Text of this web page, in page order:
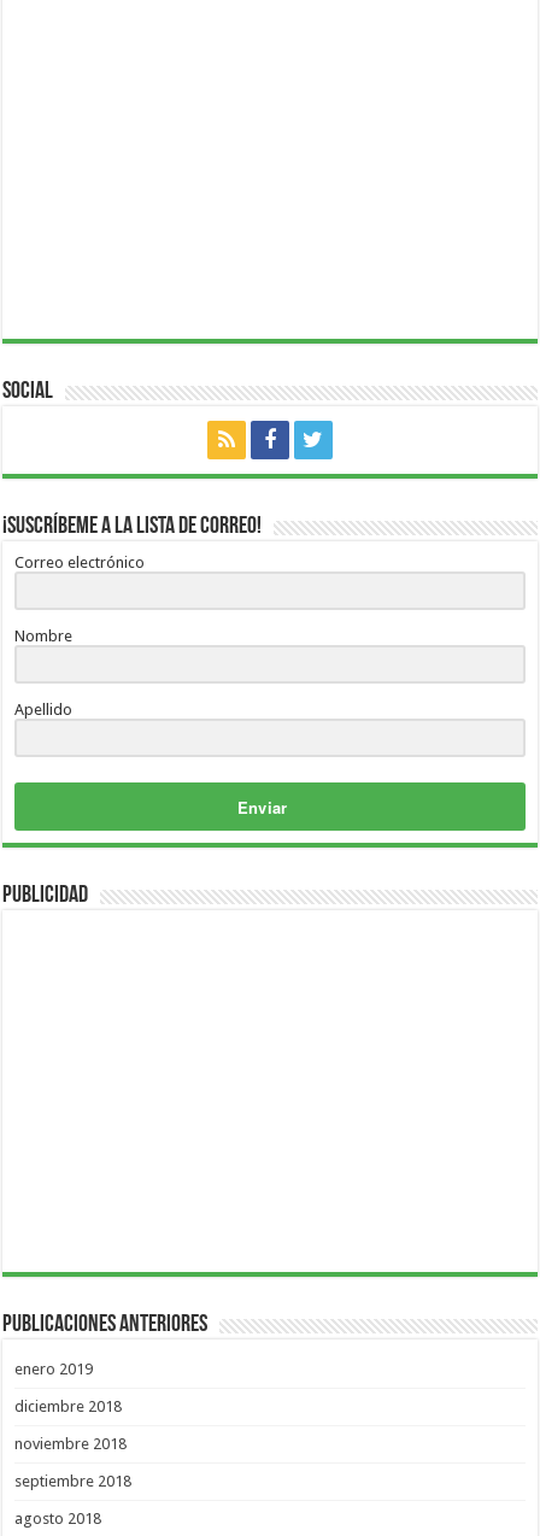
Social
¡Suscríbeme a la lista de correo!
Correo electrónico
Nombre
Apellido
Publicidad
Publicaciones Anteriores
enero 2019
diciembre 2018
noviembre 2018
septiembre 2018
agosto 2018